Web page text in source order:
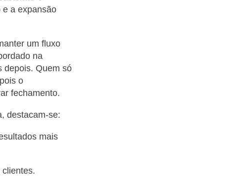
e a expansão
um fluxo
na
depois. Quem só
o
fechamento.
destacam-se:
mais